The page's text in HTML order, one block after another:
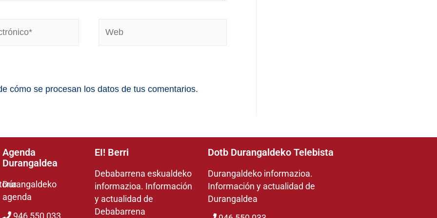
cómo se procesan los datos de tus comentarios.
Agenda
Durangaldea
Durangaldeko
agenda
946 550 033
EI! Berri
Debabarrena eskualdeko
informazioa. Información
y actualidad de
Debabarrena
Dotb Durangaldeko Telebista
Durangaldeko informazioa.
Información y actualidad de
Durangaldea